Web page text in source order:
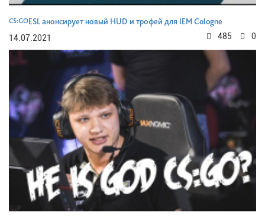
CS:GOESL анонсирует новый HUD и трофей для IEM Cologne
14.07.2021
0
485